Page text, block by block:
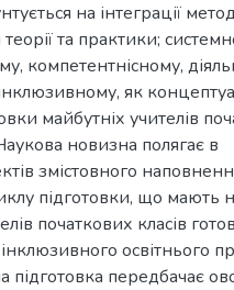
на інтеграції
теорії та практики;
компетентнісному,
як
майбутніх учителів
новизна полягає в
змістовного
підготовки, що мають
початкових класів
освітнього
передбачає